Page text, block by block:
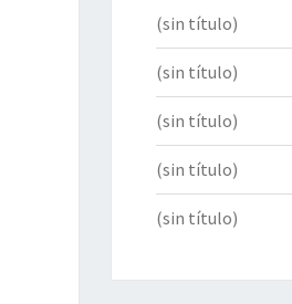
(sin título)
(sin título)
(sin título)
(sin título)
(sin título)